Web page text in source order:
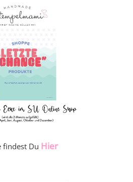
findest Du Hier